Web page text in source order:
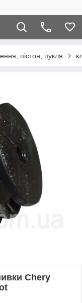
пістон, пукля
Chery